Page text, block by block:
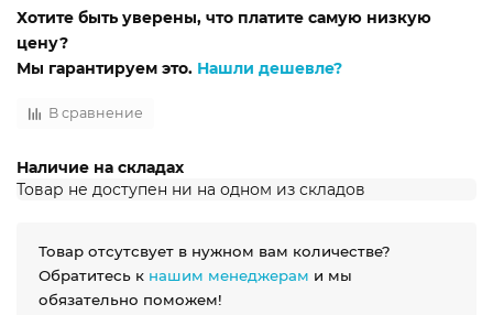
Хотите быть уверены, что платите самую низкую
цену?
Мы гарантируем это. Нашли дешевле?
В сравнение
Наличие на складах
Товар не доступен ни на одном из складов
Товар отсутсвует в нужном вам количестве?
Обратитесь к нашим менеджерам и мы
обязательно поможем!